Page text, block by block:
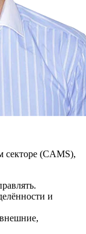
секторе (CAMS),
и